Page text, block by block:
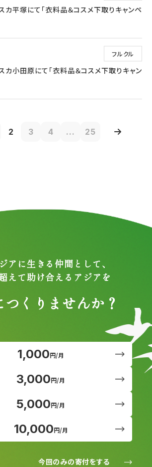
カ平塚にて「衣料品＆コスメ下取りキャンペ
フルクル
カ小田原にて「衣料品＆コスメ下取りキャン
2 3 4 ... 25
アに生きる仲間として、
えて助け合えるアジアを
つくりませんか？
1,000円/月
3,000円/月
5,000円/月
10,000円/月
今回のみの寄付をする